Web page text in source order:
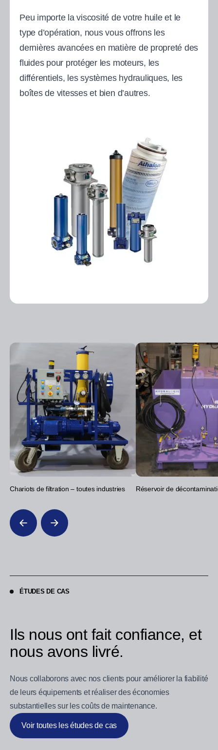
Peu importe la viscosité de votre huile et le
type d’opération, nous vous offrons les
dernières avancées en matière de propreté des
fluides pour protéger les moteurs, les
différentiels, les systèmes hydrauliques, les
boîtes de vitesses et bien d’autres.
Chariots de filtration – toutes industries Réservoir de
ÉTUDES DE CAS
Ils nous ont fait confiance, et
nous avons livré.
Nous collaborons avec nos clients pour améliorer la fiabilité
de leurs équipements et réaliser des économies
substantielles sur les coûts de maintenance.
Voir toutes les études de cas